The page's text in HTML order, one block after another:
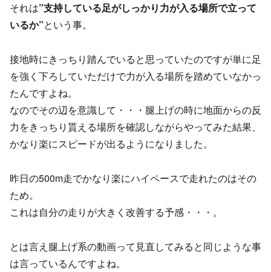
それは”支持している足がしっかり力が入る場所で立って
いるか”という事。
接地時にきっちり踏んでいると思っていたのですが単に足
を強く下ろしていただけで力が入る場所を踏めていなかっ
たんですよね。
なのでその辺を意識して・・・腿上げの時に地面からの反
力をきっちり貰える場所を確認しながらやってみた結果、
かなり楽にスピードが出るようになりました。
昨日の500m走でかなり楽にハイペースで走れたのはその
ため。
これは自分の走りが大きく改善する予感・・・。
とは言え腿上げ系の動画って見直してみると同じような事
は言っているんですよね。